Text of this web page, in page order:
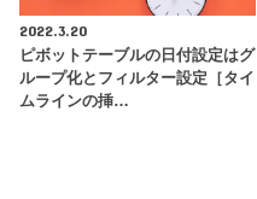
2022.3.20
ピボットテーブルの日付設定はグ
ループ化とフィルター設定［タイ
ムラインの挿…